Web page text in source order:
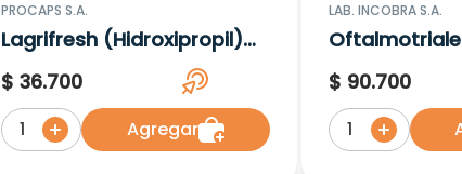
PROCAPS S.A.
Lagrifresh (Hidroxipropil)
Sol.Oftlm. X 15Ml.Pc
$ 36.700
1 Agregar
LAB. INCOBRA S.A.
Solucion
$ 90.700
1